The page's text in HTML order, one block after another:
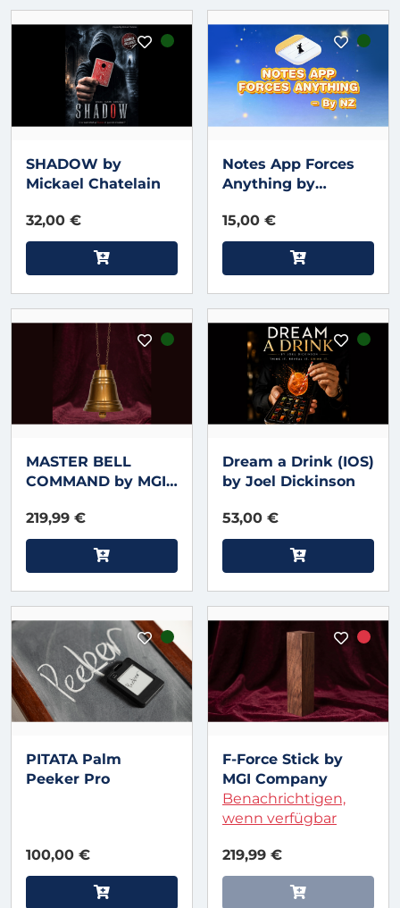
SHADOW by
Mickael Chatelain
32,00 €
Notes App Forces
Anything by
Bacon Magic
15,00 €
MASTER BELL
COMMAND by MGI
219,99 €
Dream a Drink (IOS)
by Joel Dickinson
53,00 €
PITATA Palm
Peeker Pro
100,00 €
F-Force Stick by
MGI Company
Benachrichtigen,
wenn verfügbar
219,99 €